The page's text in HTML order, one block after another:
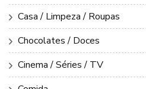
Casa / Limpeza / Roupas
Chocolates / Doces
Cinema / Séries / TV